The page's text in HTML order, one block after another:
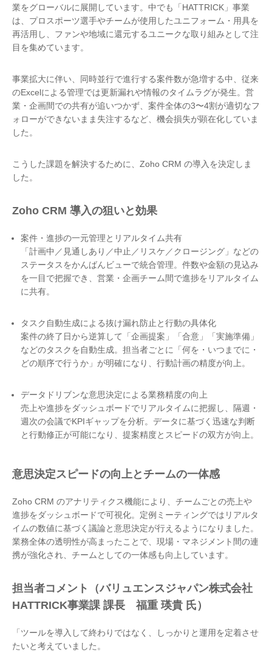
業をグローバルに展開しています。中でも「HATTRICK」事業
は、プロスポーツ選手やチームが使用したユニフォーム・用具を
再活用し、ファンや地域に還元するユニークな取り組みとして注
目を集めています。
事業拡大に伴い、同時並行で進行する案件数が急増する中、従来
のExcelによる管理では更新漏れや情報のタイムラグが発生。営
業・企画間での共有が追いつかず、案件全体の3〜4割が適切なフ
ォローができないまま失注するなど、機会損失が顕在化していま
した。
こうした課題を解決するために、Zoho CRM の導入を決定しま
した。
Zoho CRM 導入の狙いと効果
案件・進捗の一元管理とリアルタイム共有
「計画中／見通しあり／中止／リスケ／クロージング」などの
ステータスをかんばんビューで統合管理。件数や金額の見込み
を一目で把握でき、営業・企画チーム間で進捗をリアルタイム
に共有。
タスク自動生成による抜け漏れ防止と行動の具体化
案件の終了日から逆算して「企画提案」「合意」「実施準備」
などのタスクを自動生成。担当者ごとに「何を・いつまでに・
どの順序で行うか」が明確になり、行動計画の精度が向上。
データドリブンな意思決定による業務精度の向上
売上や進捗をダッシュボードでリアルタイムに把握し、隔週・
週次の会議でKPIギャップを分析。データに基づく迅速な判断
と行動修正が可能になり、提案精度とスピードの双方が向上。
意思決定スピードの向上とチームの一体感
Zoho CRM のアナリティクス機能により、チームごとの売上や
進捗をダッシュボードで可視化。定例ミーティングではリアルタ
イムの数値に基づく議論と意思決定が行えるようになりました。
業務全体の透明性が高まったことで、現場・マネジメント間の連
携が強化され、チームとしての一体感も向上しています。
担当者コメント（バリュエンスジャパン株式会社
HATTRICK事業課 課長 福重 瑛貴 氏）
「ツールを導入して終わりではなく、しっかりと運用を定着させ
たいと考えていました。